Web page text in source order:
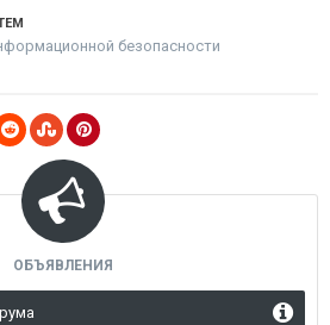
безопасности
ОБЪЯВЛЕНИЯ